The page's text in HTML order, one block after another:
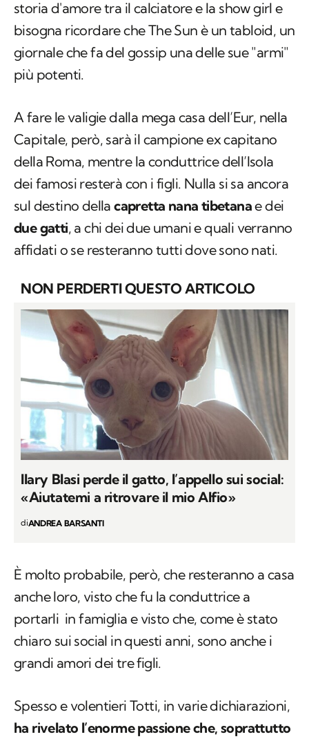
storia d'amore tra il calciatore e la show girl e
bisogna ricordare che The Sun è un tabloid, un
giornale che fa del gossip una delle sue "armi"
più potenti.
A fare le valigie dalla mega casa dell’Eur, nella
Capitale, però, sarà il campione ex capitano
della Roma, mentre la conduttrice dell’Isola
dei famosiresterà con i figli. Nulla si sa ancora
sul destino dellacapretta nana tibetanae dei
due gatti , a chi dei due umani e quali verranno
NON PERDERTI QUESTO ARTICOLO
Ilary Blasi perde il gatto, l’appello sui social:
«Aiutatemi a ritrovare il mio Alfio»
È molto probabile, però, che resteranno a casa
anche loro, visto che fu la conduttrice a
portarli in famiglia e visto che, come è stato
chiaro sui social in questi anni, sono anche i
Spesso e volentieri Totti, in varie dichiarazioni,